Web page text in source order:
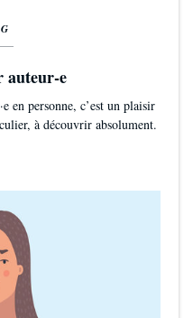
auteur-e
en personne, c’est un plaisir
à découvrir absolument.